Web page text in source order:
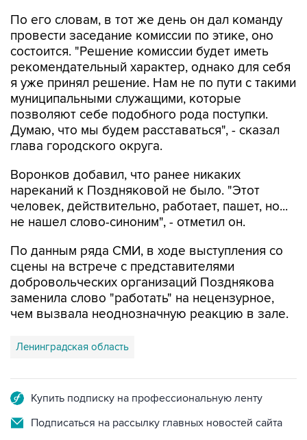
По его словам, в тот же день он дал команду
провести заседание комиссии по этике, оно
состоится. "Решение комиссии будет иметь
рекомендательный характер, однако для себя
я уже принял решение. Нам не по пути с такими
муниципальными служащими, которые
позволяют себе подобного рода поступки.
Думаю, что мы будем расставаться", - сказал
глава городского округа.
Воронков добавил, что ранее никаких
нареканий к Поздняковой не было. "Этот
человек, действительно, работает, пашет, но...
не нашел слово-синоним", - отметил он.
По данным ряда СМИ, в ходе выступления со
сцены на встрече с представителями
добровольческих организаций Позднякова
заменила слово "работать" на нецензурное,
чем вызвала неоднозначную реакцию в зале.
Ленинградская область
Купить подписку на профессиональную ленту
Подписаться на рассылку главных новостей сайта